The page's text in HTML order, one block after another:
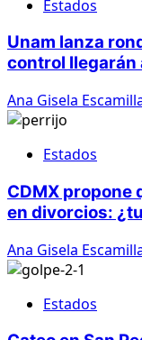
Estados
Unam lanza
control llegarán
Ana Gisela
Estados
CDMX propone
en divorcios:
Ana Gisela
Estados